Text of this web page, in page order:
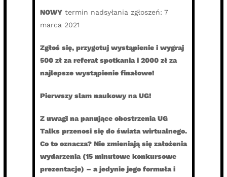
NOWY termin nadsyłania zgłoszeń: 7
marca 2021
Zgłoś się, przygotuj wystąpienie i wygraj
500 zł za referat spotkania i 2000 zł za
najlepsze wystąpienie finałowe!
Pierwszy slam naukowy na UG!
Z uwagi na panujące obostrzenia UG
Talks przenosi się do świata wirtualnego.
Co to oznacza? Nie zmieniają się założenia
wydarzenia (15 minutowe konkursowe
prezentacje) – a jedynie jego formuła i